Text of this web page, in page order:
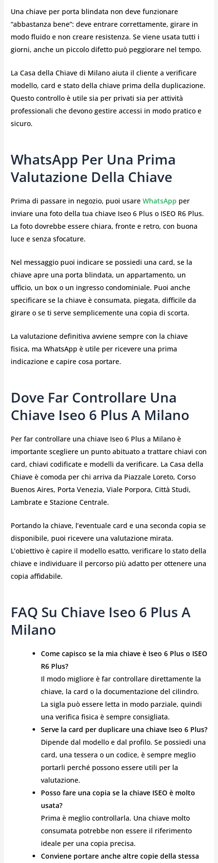
Una chiave per porta blindata non deve funzionare
“abbastanza bene”: deve entrare correttamente, girare in
modo fluido e non creare resistenza. Se viene usata tutti i
giorni, anche un piccolo difetto può peggiorare nel tempo.
La Casa della Chiave di Milano aiuta il cliente a verificare
modello, card e stato della chiave prima della duplicazione.
Questo controllo è utile sia per privati sia per attività
professionali che devono gestire accessi in modo pratico e
sicuro.
WhatsApp Per Una Prima
Valutazione Della Chiave
Prima di passare in negozio, puoi usare WhatsApp per
inviare una foto della tua chiave Iseo 6 Plus o ISEO R6 Plus.
La foto dovrebbe essere chiara, fronte e retro, con buona
luce e senza sfocature.
Nel messaggio puoi indicare se possiedi una card, se la
chiave apre una porta blindata, un appartamento, un
ufficio, un box o un ingresso condominiale. Puoi anche
specificare se la chiave è consumata, piegata, difficile da
girare o se ti serve semplicemente una copia di scorta.
La valutazione definitiva avviene sempre con la chiave
fisica, ma WhatsApp è utile per ricevere una prima
indicazione e capire cosa portare.
Dove Far Controllare Una
Chiave Iseo 6 Plus A Milano
Per far controllare una chiave Iseo 6 Plus a Milano è
importante scegliere un punto abituato a trattare chiavi con
card, chiavi codificate e modelli da verificare. La Casa della
Chiave è comoda per chi arriva da Piazzale Loreto, Corso
Buenos Aires, Porta Venezia, Viale Porpora, Città Studi,
Lambrate e Stazione Centrale.
Portando la chiave, l’eventuale card e una seconda copia se
disponibile, puoi ricevere una valutazione mirata.
L’obiettivo è capire il modello esatto, verificare lo stato della
chiave e individuare il percorso più adatto per ottenere una
copia affidabile.
FAQ Su Chiave Iseo 6 Plus A
Milano
Come capisco se la mia chiave è Iseo 6 Plus o ISEO
R6 Plus?
Il modo migliore è far controllare direttamente la
chiave, la card o la documentazione del cilindro.
La sigla può essere letta in modo parziale, quindi
una verifica fisica è sempre consigliata.
Serve la card per duplicare una chiave Iseo 6 Plus?
Dipende dal modello e dal profilo. Se possiedi una
card, una tessera o un codice, è sempre meglio
portarli perché possono essere utili per la
valutazione.
Posso fare una copia se la chiave ISEO è molto
usata?
Prima è meglio controllarla. Una chiave molto
consumata potrebbe non essere il riferimento
ideale per una copia precisa.
Conviene portare anche altre copie della stessa